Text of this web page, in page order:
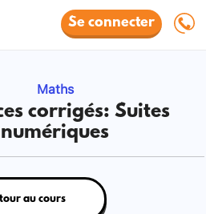
Se connecter
Maths
corrigés: Suites
numériques
au cours